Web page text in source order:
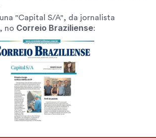
"Capital S/A", da jornalista
no Correio Braziliense: